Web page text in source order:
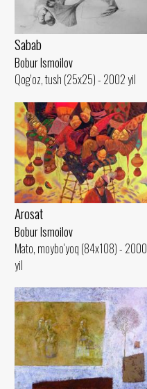
Sabab
Bobur Ismoilov
Qog‘oz, tush (25x25) - 2002 yil
Arosat
Bobur Ismoilov
Mato, moybo‘yoq (84x108) - 2000
yil